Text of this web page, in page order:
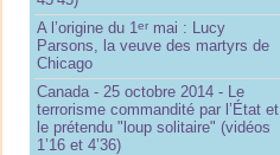
A l’origine du 1er mai : Lucy
Parsons, la veuve des martyrs de
Chicago
Canada - 25 octobre 2014 - Le
terrorisme commandité par l’État et
le prétendu "loup solitaire" (vidéos
1’16 et 4’36)